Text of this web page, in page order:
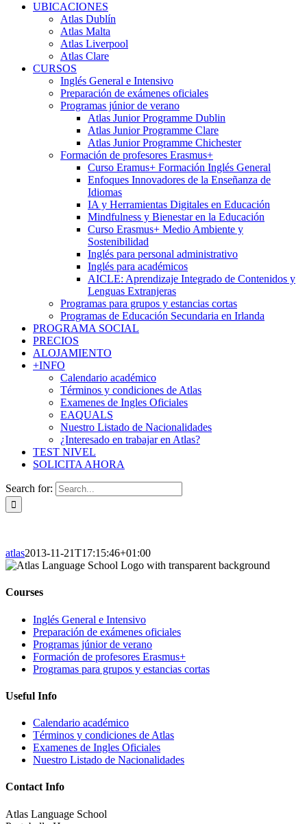
UBICACIONES
Atlas Dublín
Atlas Malta
Atlas Liverpool
Atlas Clare
CURSOS
Inglés General e Intensivo
Preparación de exámenes oficiales
Programas júnior de verano
Atlas Junior Programme Dublin
Atlas Junior Programme Clare
Atlas Junior Programme Chichester
Formación de profesores Erasmus+
Curso Eramus+ Formación Inglés General
Enfoques Innovadores de la Enseñanza de
Idiomas
IA y Herramientas Digitales en Educación
Mindfulness y Bienestar en la Educación
Curso Erasmus+ Medio Ambiente y
Sostenibilidad
Inglés para personal administrativo
Inglés para académicos
AICLE: Aprendizaje Integrado de Contenidos y
Lenguas Extranjeras
Programas para grupos y estancias cortas
Programas de Educación Secundaria en Irlanda
PROGRAMA SOCIAL
PRECIOS
ALOJAMIENTO
+INFO
Calendario académico
Términos y condiciones de Atlas
Examenes de Ingles Oficiales
EAQUALS
Nuestro Listado de Nacionalidades
¿Interesado en trabajar en Atlas?
TEST NIVEL
SOLICITA AHORA
Search for:
atlas2013-11-21T17:15:46+01:00
Courses
Inglés General e Intensivo
Preparación de exámenes oficiales
Programas júnior de verano
Formación de profesores Erasmus+
Programas para grupos y estancias cortas
Useful Info
Calendario académico
Términos y condiciones de Atlas
Examenes de Ingles Oficiales
Nuestro Listado de Nacionalidades
Contact Info
Atlas Language School